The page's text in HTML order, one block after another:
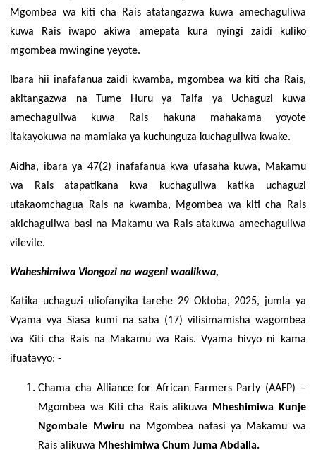
Mgombea wa kiti cha Rais atatangazwa kuwa amechaguliwa
kuwa Rais iwapo akiwa amepata kura nyingi zaidi kuliko
mgombea mwingine yeyote.
Ibara hii inafafanua zaidi kwamba, mgombea wa kiti cha Rais,
akitangazwa na Tume Huru ya Taifa ya Uchaguzi kuwa
amechaguliwa kuwa Rais hakuna mahakama yoyote
itakayokuwa na mamlaka ya kuchunguza kuchaguliwa kwake.
Aidha, ibara ya 47(2) inafafanua kwa ufasaha kuwa, Makamu
wa Rais atapatikana kwa kuchaguliwa katika uchaguzi
utakaomchagua Rais na kwamba, Mgombea wa kiti cha Rais
akichaguliwa basi na Makamu wa Rais atakuwa amechaguliwa
vilevile.
Waheshimiwa Viongozi na wageni waalikwa,
Katika uchaguzi uliofanyika tarehe 29 Oktoba, 2025, jumla ya
Vyama vya Siasa kumi na saba (17) vilisimamisha wagombea
wa Kiti cha Rais na Makamu wa Rais. Vyama hivyo ni kama
ifuatavyo: -
Chama cha Alliance for African Farmers Party (AAFP) –
Mgombea wa Kiti cha Rais alikuwa
Mheshimiwa
Kunje
Ngombale Mwiru na Mgombea nafasi ya Makamu wa
Rais alikuwa Mheshimiwa Chum Juma Abdalla.